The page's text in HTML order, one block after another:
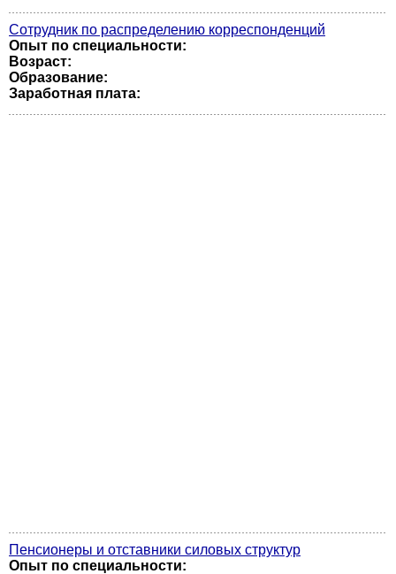
Сотрудник по распределению корреспонденций
Опыт по специальности:
Возраст:
Образование:
Заработная плата:
Пенсионеры и отставники силовых структур
Опыт по специальности: